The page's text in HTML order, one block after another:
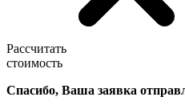
Рассчитать
стоимость
Спасибо, Ваша заявка